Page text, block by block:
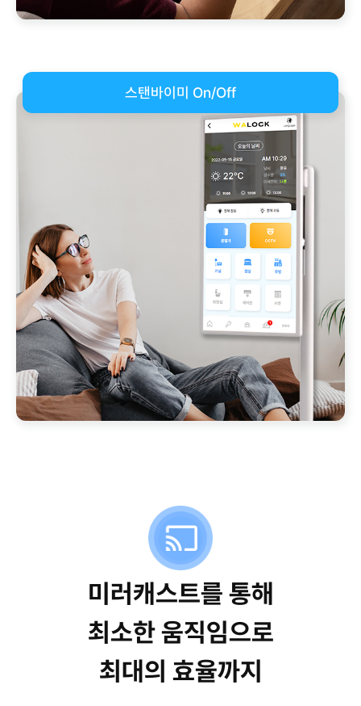
스탠바이미 On/Off
미러캐스트를 통해
최소한 움직임으로
최대의 효율까지